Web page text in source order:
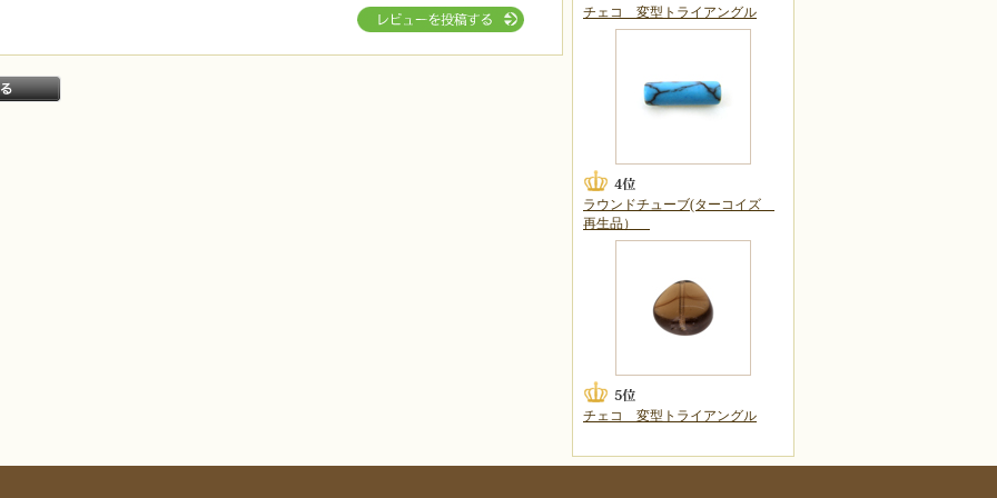
チェコ 変型トライアングル
ラウンドチューブ(ターコイズ
再生品）
チェコ 変型トライアングル